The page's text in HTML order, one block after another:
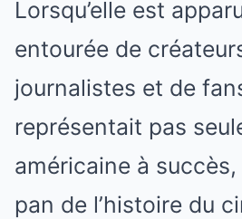
Lorsqu’elle est
entourée de
journalistes et de
représentait pas
américaine à
pan de l’histoire du